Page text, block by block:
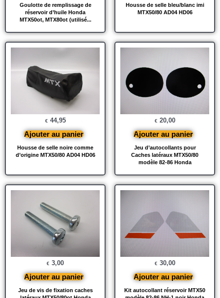
Goulotte de remplissage de
réservoir d’huile Honda
MTX50ot, MTX80ot (utilisé...
Housse de selle bleu/blanc imi
MTX50/80 AD04 HD06
Housse de selle noire comme
d’origine MTX50/80 AD04 HD06
€ 44,95
Ajouter au panier
Jeu d’autocollants pour
Caches latéraux MTX50/80
modèle 82-86 Honda
€ 20,00
Ajouter au panier
Jeu de vis de fixation caches
€ 3,00
Ajouter au panier
Kit autocollant réservoir MTX50
€ 30,00
Ajouter au panier